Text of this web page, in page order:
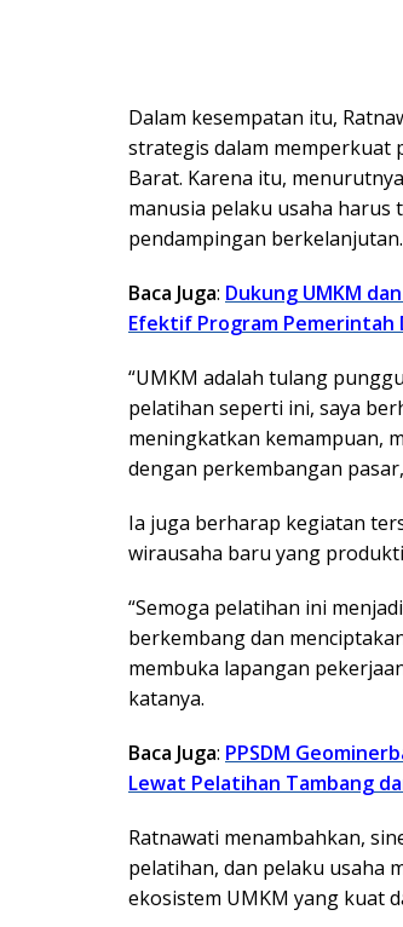
Dalam kesempatan itu,
strategis dalam memperkuat
Barat. Karena itu,
manusia pelaku usaha
pendampingan berkelanjutan.
Baca Juga: Dukung UMKM
Efektif Program Pemerintah
“UMKM adalah tulang
pelatihan seperti ini, saya
meningkatkan kemampuan,
dengan perkembangan
Ia juga berharap kegiatan
wirausaha baru yang
“Semoga pelatihan ini
berkembang dan
membuka lapangan
katanya.
Baca Juga: PPSDM
Lewat Pelatihan Tambang
Ratnawati menambahkan,
pelatihan, dan pelaku usaha
ekosistem UMKM yang kuat